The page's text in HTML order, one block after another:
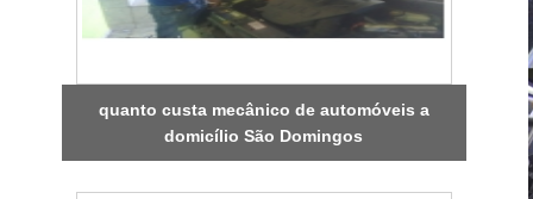
quanto custa mecânico de automóveis a
domicílio São Domingos